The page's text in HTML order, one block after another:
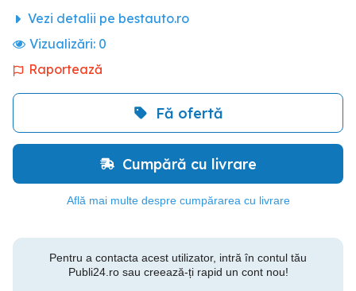
Vezi detalii pe bestauto.ro
Vizualizări: 0
Raportează
Fă ofertă
Cumpără cu livrare
Află mai multe despre cumpărarea cu livrare
Pentru a contacta acest utilizator, intră în contul tău
Publi24.ro sau creează-ți rapid un cont nou!